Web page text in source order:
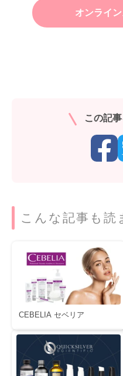
オンライ
この記
こんな記事も読
CEBELIA セベリア